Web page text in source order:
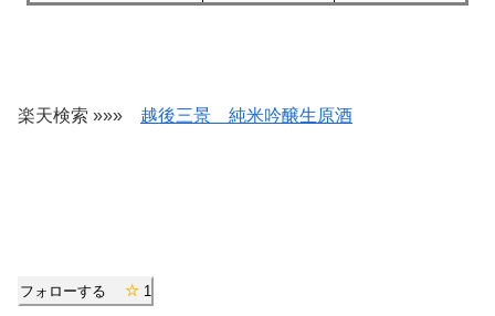
楽天検索 »»» 越後三景 純米吟醸生原酒
フォローする 1